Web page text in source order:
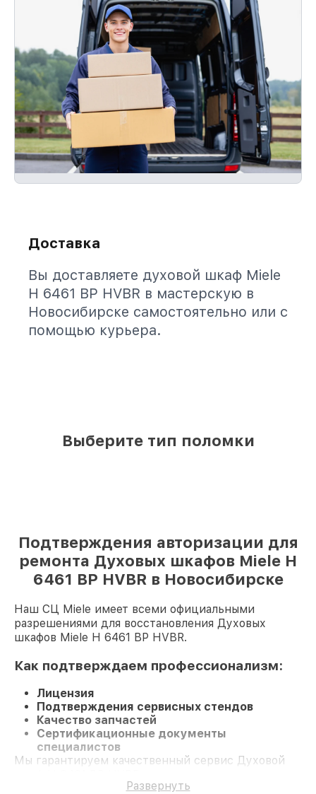
Доставка
Вы доставляете духовой шкаф Miele
H 6461 BP HVBR в мастерскую в
Новосибирске самостоятельно или с
помощью курьера.
Выберите тип поломки
Подтверждения авторизации для
ремонта Духовых шкафов Miele H
6461 BP HVBR в Новосибирске
Наш СЦ Miele имеет всеми официальными
разрешениями для восстановления Духовых
шкафов Miele H 6461 BP HVBR.
Как подтверждаем профессионализм:
Лицензия
Подтверждения сервисных стендов
Качество запчастей
Сертификационные документы
специалистов
Мы гарантируем качественный сервис Духовой
Развернуть